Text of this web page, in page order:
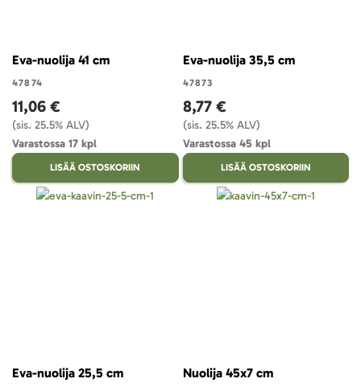
Eva-nuolija 41 cm
47874
11,06 €
(sis. 25.5% ALV)
Varastossa 17 kpl
LISÄÄ OSTOSKORIIN
Eva-nuolija 35,5 cm
47873
8,77 €
(sis. 25.5% ALV)
Varastossa 45 kpl
LISÄÄ OSTOSKORIIN
Eva-nuolija 25,5 cm Nuolija 45x7 cm